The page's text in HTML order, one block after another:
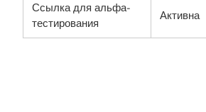
Ссылка для альфа-
тестирования
Активна